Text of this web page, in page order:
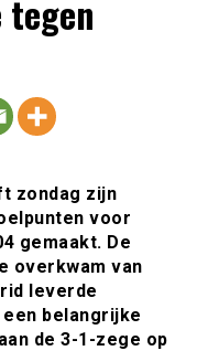
&
|
over clubs,
buitenland.
zondag zijn
voor
gemaakt. De
overkwam van
leverde
belangrijke
de 3-1-zege op